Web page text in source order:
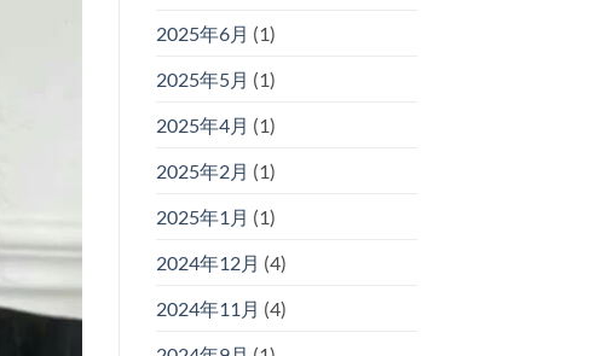
2025年6月 (1)
2025年5月 (1)
2025年4月 (1)
2025年2月 (1)
2025年1月 (1)
2024年12月 (4)
2024年11月 (4)